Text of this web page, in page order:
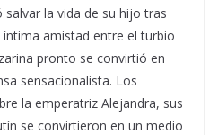
salvar la vida de su hijo tras
amistad entre el turbio
pronto se convirtió en
sensacionalista. Los
la emperatriz Alejandra, sus
se convirtieron en un medio